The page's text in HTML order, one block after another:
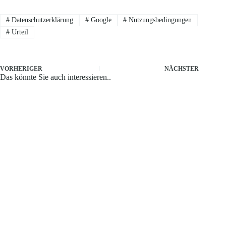
#Datenschutzerklärung #Google # Nutzungsbedingungen
#Urteil
VORHERIGER NÄCHSTER
Das könnte Sie auch interessieren..